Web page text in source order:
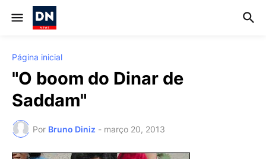
Página inicial
"O boom do Dinar de
Saddam"
Por Bruno Diniz - março 20, 2013